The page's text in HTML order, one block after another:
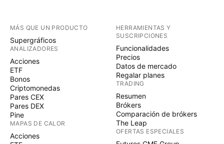
MÁS QUE UN PRODUCTO
Supergráficos
ANALIZADORES
Acciones
ETF
Bonos
Criptomonedas
Pares CEX
Pares DEX
Pine
MAPAS DE CALOR
Acciones
HERRAMIENTAS Y
SUSCRIPCIONES
Funcionalidades
Precios
Datos de mercado
Regalar planes
TRADING
Resumen
Brókers
Comparación de brókers
The Leap
OFERTAS ESPECIALES